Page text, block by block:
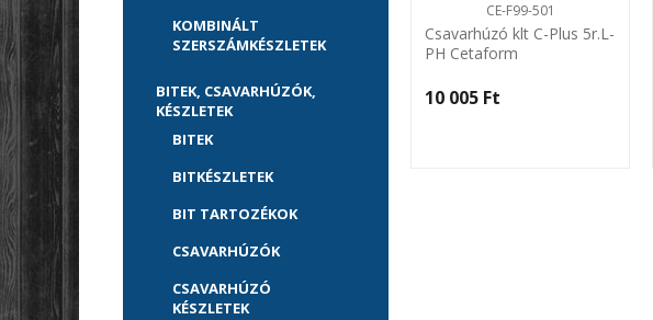
KOMBINÁLT
SZERSZÁMKÉSZLETEK
BITEK, CSAVARHÚZÓK,
KÉSZLETEK
BITEK
BITKÉSZLETEK
BIT TARTOZÉKOK
CSAVARHÚZÓK
CSAVARHÚZÓ
KÉSZLETEK
CE-F99-501
Csavarhúzó klt C-Plus 5r.L-
PH Cetaform
10 005 Ft‎